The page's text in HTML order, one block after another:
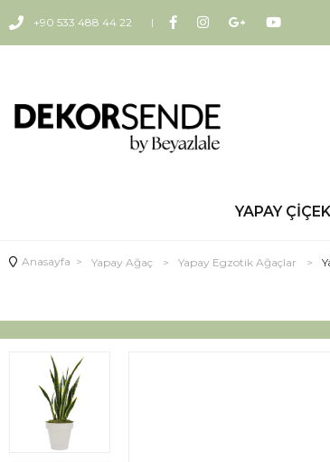
+90 533 488 44 22
YAPAY ÇIÇEK
Anasayfa > Yapay Ağaç > Yapay Egzotik Ağaçlar >